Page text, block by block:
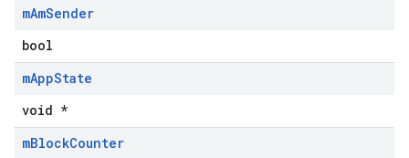
mAmSender
bool
mAppState
void *
mBlockCounter